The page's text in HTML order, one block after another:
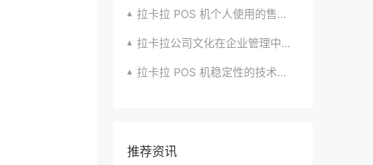
拉卡拉 POS 机个人使用的售后服务优化
拉卡拉公司文化在企业管理中的作用
拉卡拉 POS 机稳定性的技术创新与应用实践
推荐资讯